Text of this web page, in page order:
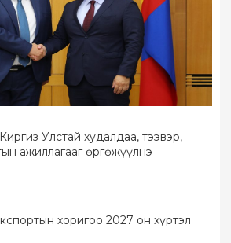
Улстай худалдаа, тээвэр,
ажиллагааг өргөжүүлнэ
хоригоо 2027 он хүртэл